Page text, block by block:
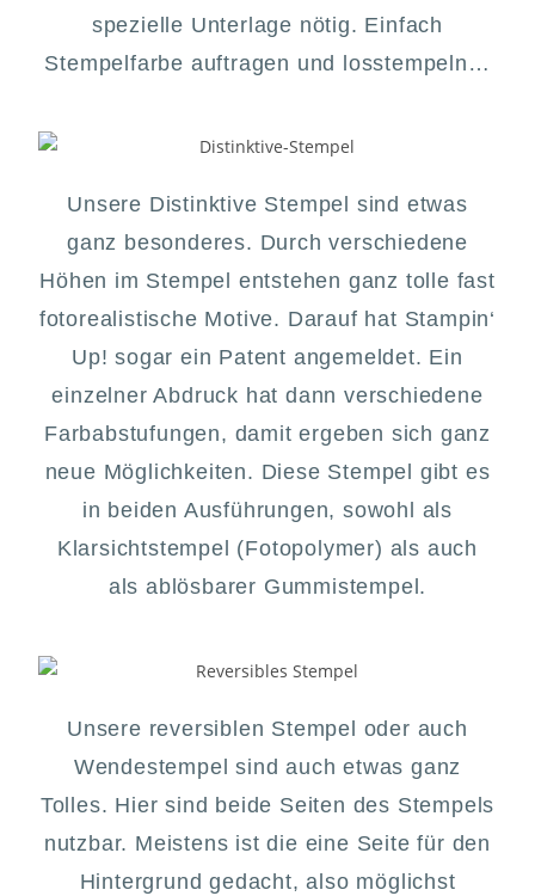
spezielle Unterlage nötig. Einfach
Stempelfarbe auftragen und losstempeln…
Unsere Distinktive Stempel sind etwas
ganz besonderes. Durch verschiedene
Höhen im Stempel entstehen ganz tolle fast
fotorealistische Motive. Darauf hat Stampin‘
Up! sogar ein Patent angemeldet. Ein
einzelner Abdruck hat dann verschiedene
Farbabstufungen, damit ergeben sich ganz
neue Möglichkeiten. Diese Stempel gibt es
in beiden Ausführungen, sowohl als
Klarsichtstempel (Fotopolymer) als auch
als ablösbarer Gummistempel.
Unsere reversiblen Stempel oder auch
Wendestempel sind auch etwas ganz
Tolles. Hier sind beide Seiten des Stempels
nutzbar. Meistens ist die eine Seite für den
Hintergrund gedacht, also möglichst